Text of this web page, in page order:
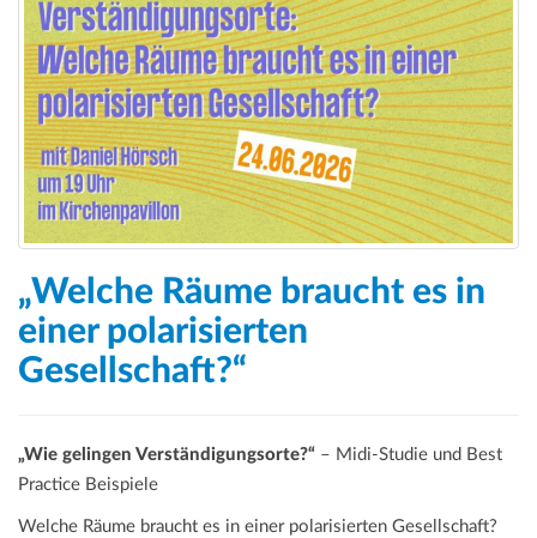
„Welche Räume braucht es in
einer polarisierten
Gesellschaft?“
„Wie gelingen Verständigungsorte?“ – Midi-Studie und Best
Practice Beispiele
Welche Räume braucht es in einer polarisierten Gesellschaft?